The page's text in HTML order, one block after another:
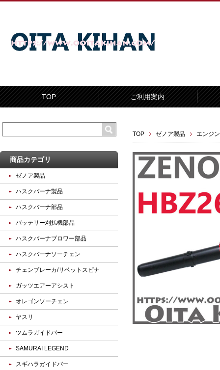
TOP ご利用案内
TOP ゼノア製品 エンジ
商品カテゴリ
ゼノア製品
ハスクバーナ製品
ハスクバーナ部品
バッテリー刈払機部品
ハスクバーナブロワー部品
ハスクバーナソーチェン
チェンブレーカ/リベットスピナ
ガッツエアーアシスト
オレゴンソーチェン
ヤスリ
ツムラガイドバー
SAMURAI LEGEND
スギハラガイドバー